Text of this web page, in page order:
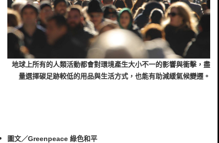
地球上所有的人類活動都會對環境產生大小不一的影響與衝擊，盡
量選擇碳足跡較低的用品與生活方式，也能有助減緩氣候變遷。
圖文／Greenpeace 綠色和平